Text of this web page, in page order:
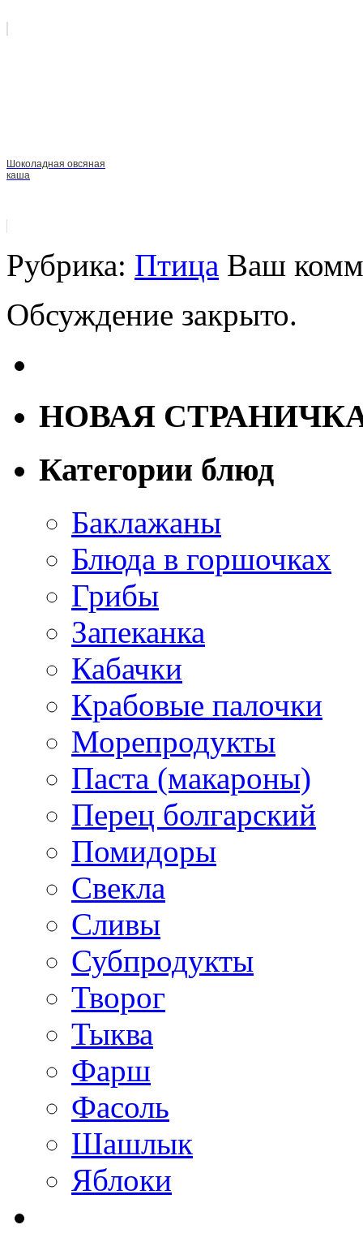
Шоколадная овсяная
каша
Рубрика: Птица Ваш
Обсуждение закрыто.
НОВАЯ
Категории блюд
Баклажаны
Блюда в горшочках
Грибы
Запеканка
Кабачки
Крабовые палочки
Морепродукты
Паста (макароны)
Перец болгарский
Помидоры
Свекла
Сливы
Субпродукты
Творог
Тыква
Фарш
Фасоль
Шашлык
Яблоки